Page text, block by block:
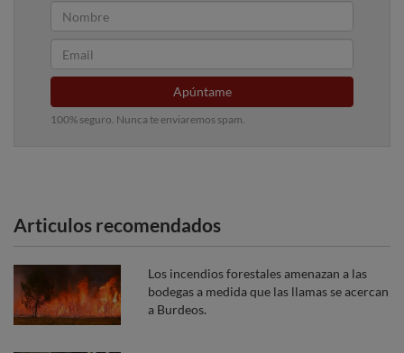
Apúntame
100% seguro. Nunca te enviaremos spam.
Articulos recomendados
Los incendios forestales amenazan a las
bodegas a medida que las llamas se acercan
a Burdeos.